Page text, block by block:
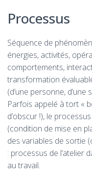
Processus
Séquence de
énergies, activités,
comportements,
transformation
(d’une personne, d’une
Parfois appelé à tort «
d’obscur !), le
(condition de mise en
des variables de sortie
: processus de l’atelier
au travail.